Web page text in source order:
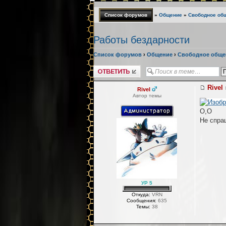
Список форумов » Общение » Свободное
Работы бездарности
Список форумов › Общение › Свободное
Ответить
Rivel
O,O
Не
Rivel
Автор темы
УР 5
Откуда: VRN
Сообщения: 635
Темы: 38